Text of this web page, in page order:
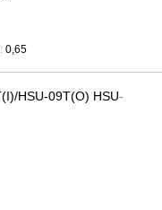
0,65